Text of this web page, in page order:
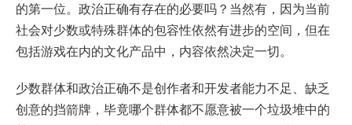
的第一位。政治正确有存在的必要吗？当然有，因为当前
社会对少数或特殊群体的包容性依然有进步的空间，但在
包括游戏在内的文化产品中，内容依然决定一切。
少数群体和政治正确不是创作者和开发者能力不足、缺乏
创意的挡箭牌，毕竟哪个群体都不愿意被一个垃圾堆中的